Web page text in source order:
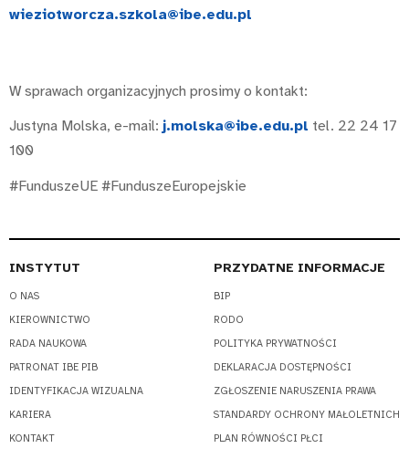
wieziotworcza.szkola@ibe.edu.pl
W sprawach organizacyjnych prosimy o kontakt:
Justyna Molska, e-mail: j.molska@ibe.edu.pl tel. 22 24 17
100
#FunduszeUE #FunduszeEuropejskie
INSTYTUT
O NAS
KIEROWNICTWO
RADA NAUKOWA
PATRONAT IBE PIB
IDENTYFIKACJA WIZUALNA
KARIERA
KONTAKT
PRZYDATNE INFORMACJE
BIP
RODO
POLITYKA PRYWATNOŚCI
DEKLARACJA DOSTĘPNOŚCI
ZGŁOSZENIE NARUSZENIA PRAWA
STANDARDY OCHRONY MAŁOLETNICH
PLAN RÓWNOŚCI PŁCI